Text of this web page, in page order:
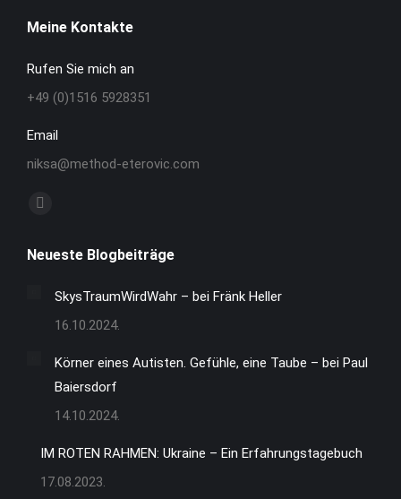
Meine Kontakte
Rufen Sie mich an
+49 (0)1516 5928351
Email
niksa@method-eterovic.com
Finden Sie uns auf:
opens
window
Neueste Blogbeiträge
SkysTraumWirdWahr – bei Fränk Heller
16.10.2024.
Körner eines Autisten. Gefühle, eine Taube – bei Paul
Baiersdorf
14.10.2024.
IM ROTEN RAHMEN: Ukraine – Ein Erfahrungstagebuch
17.08.2023.